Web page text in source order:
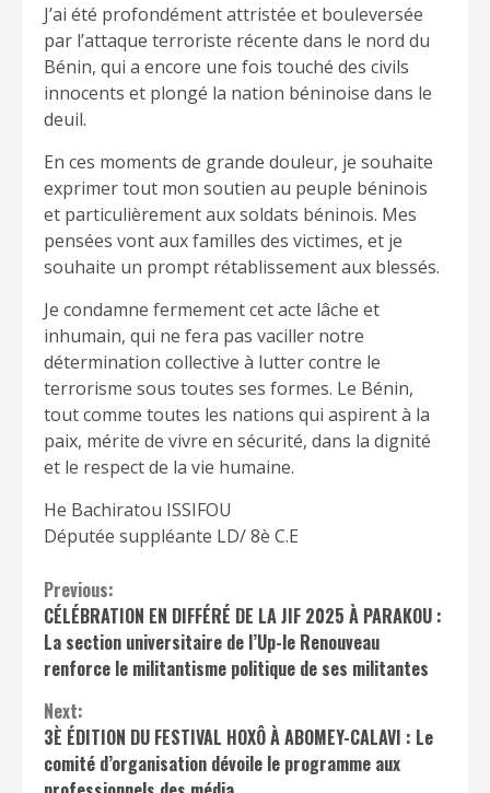
J’ai été profondément attristée et bouleversée
par l’attaque terroriste récente dans le nord du
Bénin, qui a encore une fois touché des civils
innocents et plongé la nation béninoise dans le
deuil.
En ces moments de grande douleur, je souhaite
exprimer tout mon soutien au peuple béninois
et particulièrement aux soldats béninois. Mes
pensées vont aux familles des victimes, et je
souhaite un prompt rétablissement aux blessés.
Je condamne fermement cet acte lâche et
inhumain, qui ne fera pas vaciller notre
détermination collective à lutter contre le
terrorisme sous toutes ses formes. Le Bénin,
tout comme toutes les nations qui aspirent à la
paix, mérite de vivre en sécurité, dans la dignité
et le respect de la vie humaine.
He Bachiratou ISSIFOU
Députée suppléante LD/ 8è C.E
Continue
Reading
Previous:
CÉLÉBRATION EN DIFFÉRÉ DE LA JIF 2025 À PARAKOU :
La section universitaire de l’Up-le Renouveau
renforce le militantisme politique de ses militantes
Next:
3È ÉDITION DU FESTIVAL HOXÔ À ABOMEY-CALAVI : Le
comité d’organisation dévoile le programme aux